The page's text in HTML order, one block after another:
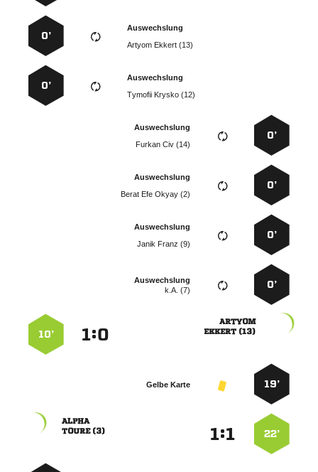
Auswechslung
  
0’
Auswechslung
  
0’
0’
Auswechslung
  
0’
Auswechslung
   
0’
Auswechslung
  
0’
Auswechslung
k.A. (7)

 
:
10’
19’
Gelbe Karte
22’
:

 